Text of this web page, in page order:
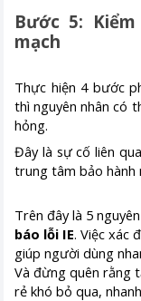
Bước 5:
mạch
Thực hiện 4 bước
thì nguyên nhân có
hỏng.
Đây là sự cố liên
trung tâm bảo hành
Trên đây là 5
báo lỗi IE. Việc xác
giúp người dùng
Và đừng quên rằng
rẻ khó bỏ qua,